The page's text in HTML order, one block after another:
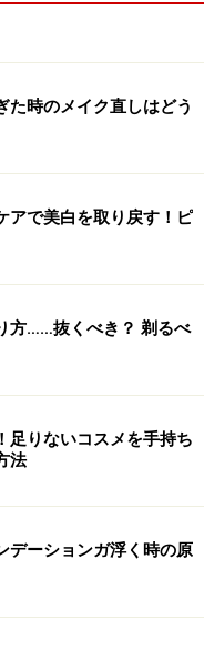
た時のメイク直しはどう
アで美白を取り戻す！ピ
方……抜くべき？ 剃るべ
足りないコスメを手持ち
法
デーションガ浮く時の原